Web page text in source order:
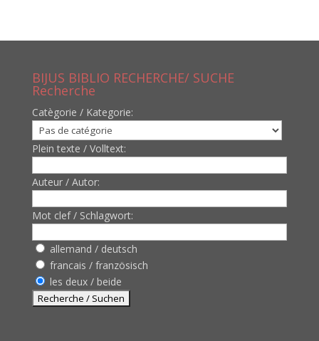
BIJUS BIBLIO RECHERCHE/ SUCHE
Recherche
Catègorie / Kategorie:
Plein texte / Volltext:
Auteur / Autor:
Mot clef / Schlagwort:
allemand / deutsch
francais / französisch
les deux / beide